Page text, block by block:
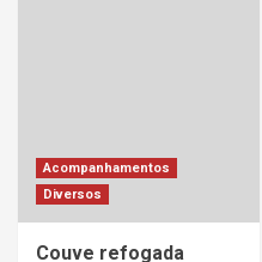
Acompanhamentos
Diversos
Couve refogada